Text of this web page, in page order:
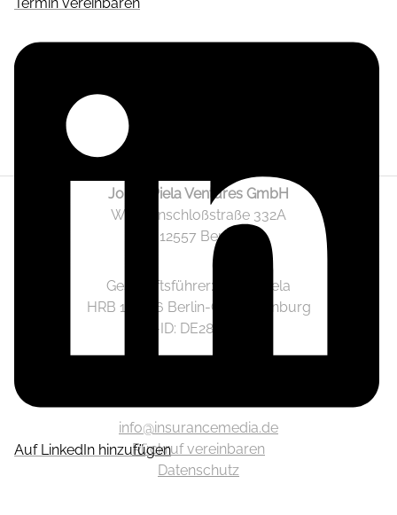
Auf LinkedIn hinzufügen
Jonas Piela Ventures GmbH
Wendenschloßstraße 332A
12557 Berlin
Geschäftsführer: Jonas Piela
HRB 141236 Berlin-Charlottenburg
Ust.-ID: DE282633825
info@insurancemedia.de
Rückruf vereinbaren
Datenschutz